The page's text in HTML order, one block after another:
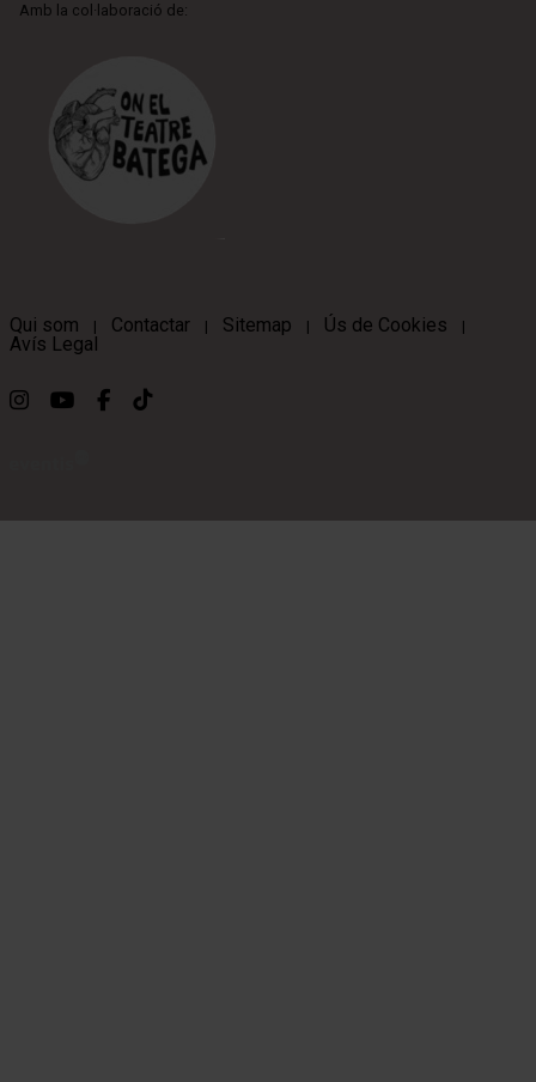
Amb la col·laboració de:
Qui som | Contactar | Sitemap | Ús de Cookies |
Avís Legal
Link a instagram
Link a youtube
Link a facebook
Link a ticktok